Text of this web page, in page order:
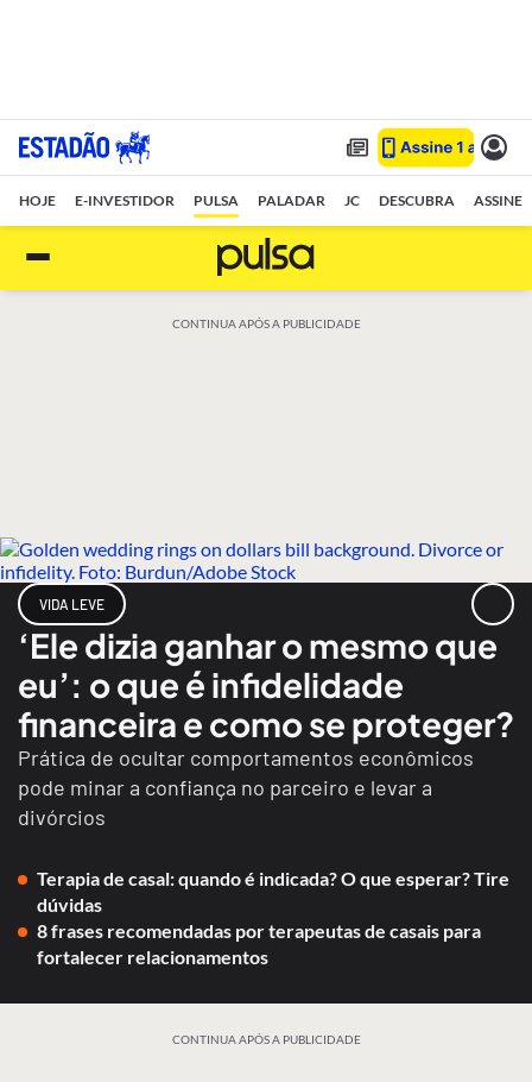
HOJE E-INVESTIDOR PULSA PALADAR JC DESCUBRA ASSINE
CONTINUA APÓS A PUBLICIDADE
VIDA LEVE
‘Ele dizia ganhar o mesmo que
eu’: o que é infidelidade
financeira e como se proteger?
Prática de ocultar comportamentos econômicos
pode minar a confiança no parceiro e levar a
divórcios
Terapia de casal: quando é indicada? O que esperar? Tire
dúvidas
8 frases recomendadas por terapeutas de casais para
fortalecer relacionamentos
CONTINUA APÓS A PUBLICIDADE